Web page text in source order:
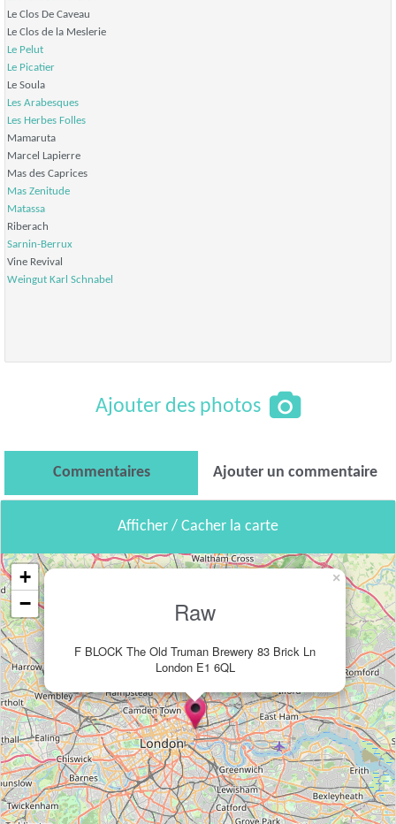
Le Clos De Caveau
Le Clos de la Meslerie
Le Pelut
Le Picatier
Le Soula
Les Arabesques
Les Herbes Folles
Mamaruta
Marcel Lapierre
Mas des Caprices
Mas Zenitude
Matassa
Riberach
Sarnin-Berrux
Vine Revival
Weingut Karl Schnabel
Ajouter des photos
Commentaires Ajouter un commentaire
Afficher / Cacher la carte
Raw
F BLOCK The Old Truman Brewery 83 Brick Ln
London E1 6QL
×
+
−